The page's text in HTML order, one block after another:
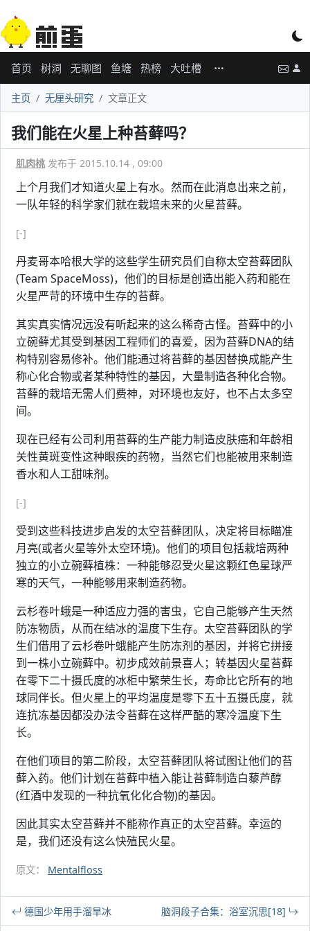
首页 树洞 无聊图 鱼塘 热榜 大吐槽
主页 无厘头研究 文章正文
我们能在火星上种苔藓吗？
肌肉桃 发布于 2015.10.14 , 09:00
上个月我们才知道火星上有水。然而在此消息出来之前，
一队年轻的科学家们就在栽培未来的火星苔藓。
[-]
丹麦哥本哈根大学的这些学生研究员们自称太空苔藓团队
(Team SpaceMoss)，他们的目标是创造出能入药和能在
火星严苛的环境中生存的苔藓。
其实真实情况远没有听起来的这么稀奇古怪。苔藓中的小
立碗藓尤其受到基因工程师们的喜爱，因为苔藓DNA的结
构特别容易修补。他们能通过将苔藓的基因替换成能产生
称心化合物或者某种特性的基因，大量制造各种化合物。
苔藓的栽培无需人们费神，对环境也友好，也不占太多空
间。
现在已经有公司利用苔藓的生产能力制造皮肤癌和年龄相
关性黄斑变性这种眼疾的药物，当然它们也能被用来制造
香水和人工甜味剂。
[-]
受到这些科技进步启发的太空苔藓团队，决定将目标瞄准
月亮(或者火星等外太空环境)。他们的项目包括栽培两种
独立的小立碗藓植株：一种能够忍受火星这颗红色星球严
寒的天气，一种能够用来制造药物。
云杉卷叶蛾是一种适应力强的害虫，它自己能够产生天然
防冻物质，从而在结冰的温度下生存。太空苔藓团队的学
生们借用了云杉卷叶蛾能产生防冻剂的基因，并将它拼接
到一株小立碗藓中。初步成效前景喜人；转基因火星苔藓
在零下二十摄氏度的冰柜中繁荣生长，寿命比它所有的地
球同伴长。但火星上的平均温度是零下五十五摄氏度，就
连抗冻基因都没办法令苔藓在这样严酷的寒冷温度下生
长。
在他们项目的第二阶段，太空苔藓团队将试图让他们的苔
藓入药。他们计划在苔藓中植入能让苔藓制造白藜芦醇
(红酒中发现的一种抗氧化化合物)的基因。
因此其实太空苔藓并不能称作真正的太空苔藓。幸运的
是，我们还没有这么快殖民火星。
原文： Mentalfloss
德国少年用手溜旱冰 脑洞段子合集：浴室沉思[18]